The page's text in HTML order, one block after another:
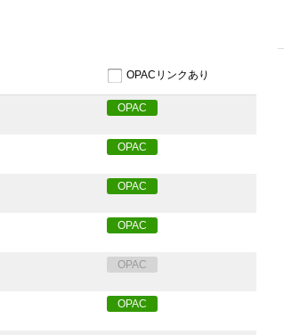
OPACリンクあり
OPAC
OPAC
OPAC
OPAC
OPAC
OPAC